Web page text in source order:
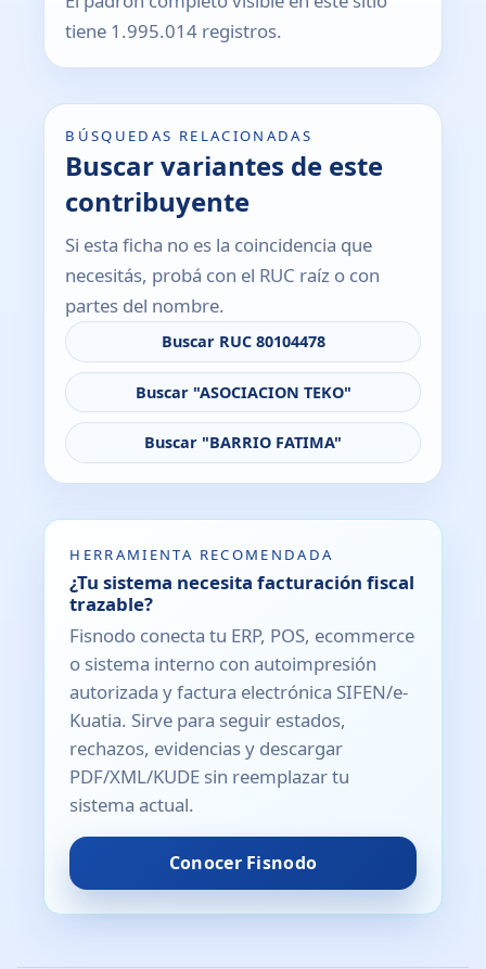
tiene 1.995.014 registros.
BÚSQUEDAS RELACIONADAS
Buscar variantes de este
contribuyente
Si esta ficha no es la coincidencia que
necesitás, probá con el RUC raíz o con
partes del nombre.
Buscar RUC 80104478
Buscar "ASOCIACION TEKO"
Buscar "BARRIO FATIMA"
HERRAMIENTA RECOMENDADA
¿Tu sistema necesita facturación fiscal
trazable?
Fisnodo conecta tu ERP, POS, ecommerce
o sistema interno con autoimpresión
autorizada y factura electrónica SIFEN/e-
Kuatia. Sirve para seguir estados,
rechazos, evidencias y descargar
PDF/XML/KUDE sin reemplazar tu
sistema actual.
Conocer Fisnodo